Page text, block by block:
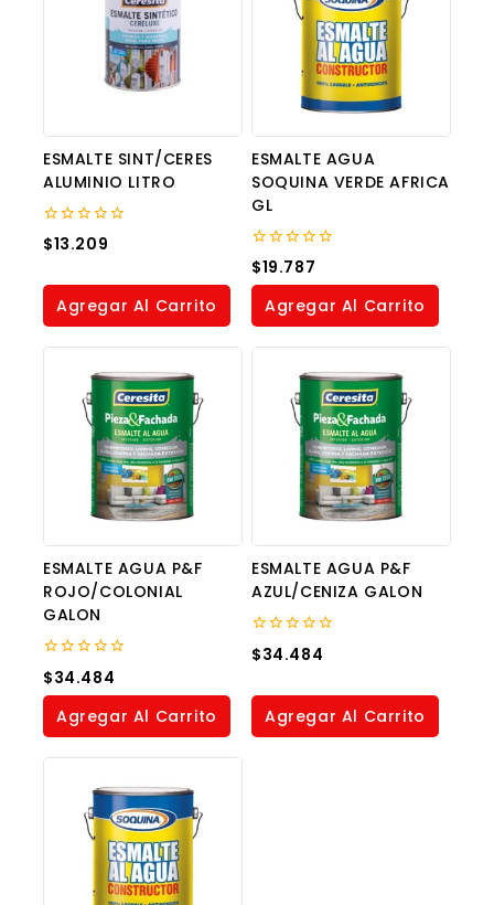
ESMALTE SINT/CERES
ALUMINIO LITRO
0
out
5
$13.209
Agregar Al Carrito
ESMALTE AGUA
SOQUINA VERDE AFRICA
GL
0
out
of
$19.787
Agregar Al Carrito
ESMALTE AGUA P&F
ROJO/COLONIAL
GALON
0
out
of
$34.484
Agregar Al Carrito
ESMALTE AGUA P&F
AZUL/CENIZA GALON
0
out
5
$34.484
Agregar Al Carrito